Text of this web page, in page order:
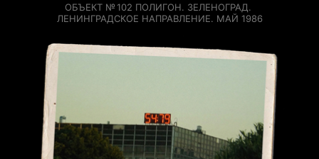
ОБЪЕКТ № 102 ПОЛИГОН. ЗЕЛЕНОГРАД.
ЛЕНИНГРАДСКОЕ НАПРАВЛЕНИЕ. МАЙ 1986